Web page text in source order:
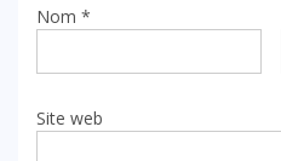
Nom *
Site web